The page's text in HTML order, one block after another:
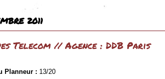
2011
Telecom // Agence : DDB Paris
Planneur : 13/20